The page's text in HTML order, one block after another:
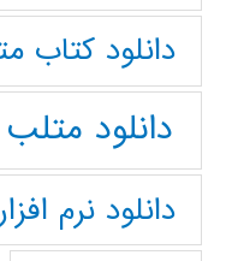
دانلود كتاب
دانلود متلب
دانلود نرم افزار Matlab